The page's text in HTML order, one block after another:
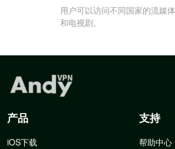
用户可以访问不同国家的流媒
和电视剧。
产品
iOS下载
支持
帮助中心